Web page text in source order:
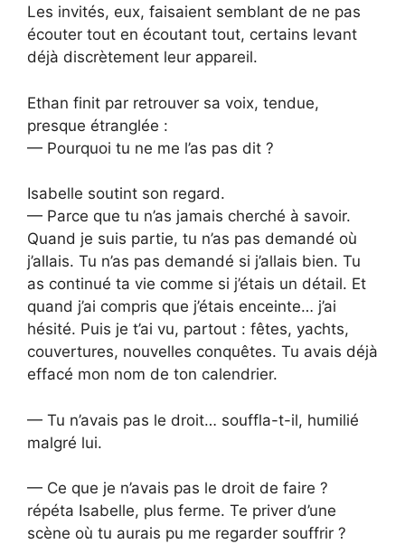
Les invités, eux, faisaient semblant de ne pas
écouter tout en écoutant tout, certains levant
déjà discrètement leur appareil.
Ethan finit par retrouver sa voix, tendue,
presque étranglée :
— Pourquoi tu ne me l’as pas dit ?
Isabelle soutint son regard.
— Parce que tu n’as jamais cherché à savoir.
Quand je suis partie, tu n’as pas demandé où
j’allais. Tu n’as pas demandé si j’allais bien. Tu
as continué ta vie comme si j’étais un détail. Et
quand j’ai compris que j’étais enceinte… j’ai
hésité. Puis je t’ai vu, partout : fêtes, yachts,
couvertures, nouvelles conquêtes. Tu avais déjà
effacé mon nom de ton calendrier.
— Tu n’avais pas le droit… souffla-t-il, humilié
malgré lui.
— Ce que je n’avais pas le droit de faire ?
répéta Isabelle, plus ferme. Te priver d’une
scène où tu aurais pu me regarder souffrir ?